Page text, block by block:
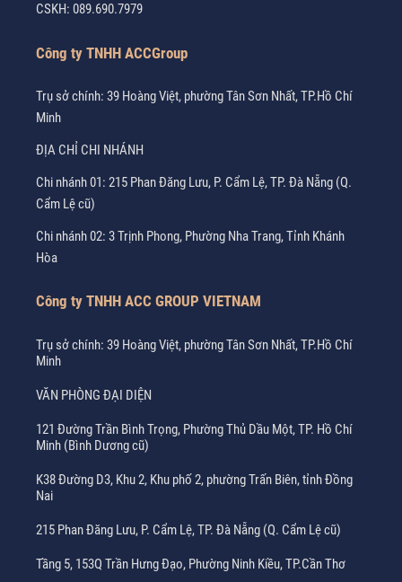
CSKH: 089.690.7979
Công ty TNHH ACCGroup
Trụ sở chính: 39 Hoàng Việt, phường Tân Sơn Nhất, TP.Hồ Chí
Minh
ĐỊA CHỈ CHI NHÁNH
Chi nhánh 01: 215 Phan Đăng Lưu, P. Cẩm Lệ, TP. Đà Nẵng (Q.
Cẩm Lệ cũ)
Chi nhánh 02: 3 Trịnh Phong, Phường Nha Trang, Tỉnh Khánh
Hòa
Công ty TNHH ACC GROUP VIETNAM
Trụ sở chính: 39 Hoàng Việt, phường Tân Sơn Nhất, TP.Hồ Chí
Minh
VĂN PHÒNG ĐẠI DIỆN
121 Đường Trần Bình Trọng, Phường Thủ Dầu Một, TP. Hồ Chí
Minh (Bình Dương cũ)
K38 Đường D3, Khu 2, Khu phố 2, phường Trấn Biên, tỉnh Đồng
Nai
215 Phan Đăng Lưu, P. Cẩm Lệ, TP. Đà Nẵng (Q. Cẩm Lệ cũ)
Tầng 5, 153Q Trần Hưng Đạo, Phường Ninh Kiều, TP.Cần Thơ